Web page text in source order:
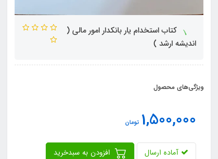
کتاب استخدام یار بانکدار امور مالی (
اندیشه ارشد )
ویژگی‌های محصول
1,500,000 تومان
آماده ارسال